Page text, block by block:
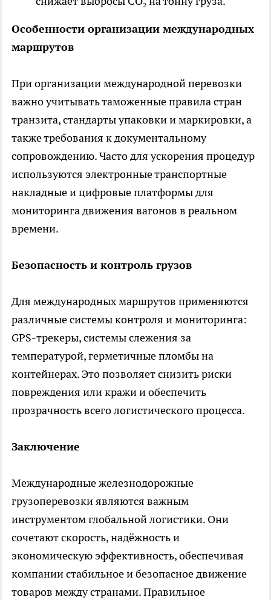
Особенности организации международных
маршрутов
При организации международной перевозки
важно учитывать таможенные правила стран
транзита, стандарты упаковки и маркировки, а
также требования к документальному
сопровождению. Часто для ускорения процедур
используются электронные транспортные
накладные и цифровые платформы для
мониторинга движения вагонов в реальном
времени.
Безопасность и контроль грузов
Для международных маршрутов применяются
различные системы контроля и мониторинга:
GPS-трекеры, системы слежения за
температурой, герметичные пломбы на
контейнерах. Это позволяет снизить риски
повреждения или кражи и обеспечить
прозрачность всего логистического процесса.
Заключение
Международные железнодорожные
грузоперевозки являются важным
инструментом глобальной логистики. Они
сочетают скорость, надёжность и
экономическую эффективность, обеспечивая
компании стабильное и безопасное движение
товаров между странами. Правильное